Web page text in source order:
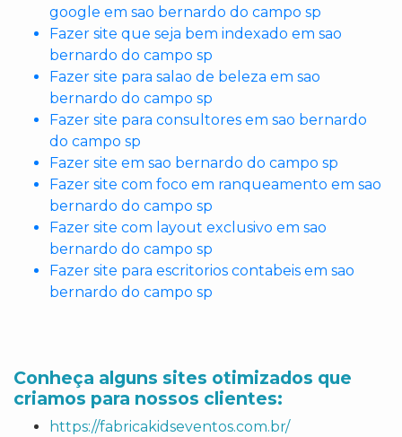
google em sao bernardo do campo sp
Fazer site que seja bem indexado em sao
bernardo do campo sp
Fazer site para salao de beleza em sao
bernardo do campo sp
Fazer site para consultores em sao bernardo
do campo sp
Fazer site em sao bernardo do campo sp
Fazer site com foco em ranqueamento em sao
bernardo do campo sp
Fazer site com layout exclusivo em sao
bernardo do campo sp
Fazer site para escritorios contabeis em sao
bernardo do campo sp
Conheça alguns sites otimizados que
criamos para nossos clientes:
https://fabricakidseventos.com.br/